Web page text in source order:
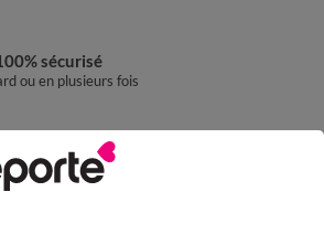
sécurisé
ou en plusieurs fois
consignes automatiques